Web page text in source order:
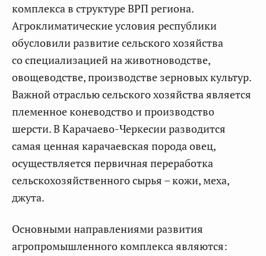
комплекса в структуре ВРП региона.
Агроклиматические условия республики
обусловили развитие сельского хозяйства
со специализацией на животноводстве,
овощеводстве, производстве зерновых культур.
Важной отраслью сельского хозяйства является
племенное коневодство и производство
шерсти. В Карачаево-Черкесии разводится
самая ценная карачаевская порода овец,
осуществляется первичная переработка
сельскохозяйственного сырья – кожи, меха,
джута.
Основными направлениями развития
агропромышленного комплекса являются: